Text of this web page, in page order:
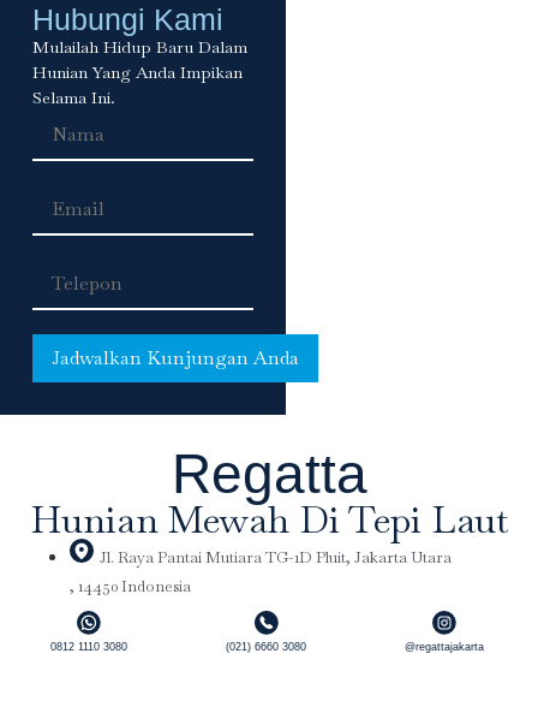
Hubungi Kami
Mulailah Hidup Baru Dalam
Hunian Yang Anda Impikan
Selama Ini.
Regatta
Hunian Mewah Di Tepi Laut
Jl. Raya Pantai Mutiara TG-1D Pluit, Jakarta Utara
, 14450 Indonesia
0812 1110 3080 (021) 6660 3080 @regattajakarta